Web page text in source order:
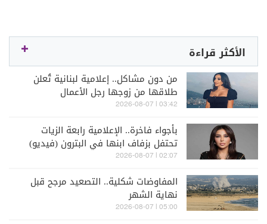
الأكثر قراءة
من دون مشاكل.. إعلامية لبنانية تُعلن
طلاقها من زوجها رجل الأعمال
03:42 | 2026-08-07
بأجواء فاخرة.. الإعلامية رابعة الزيات
تحتفل بزفاف ابنها في البترون (فيديو)
02:07 | 2026-08-07
المفاوضات شكلية.. التصعيد مرجح قبل
نهاية الشهر
05:00 | 2026-08-07